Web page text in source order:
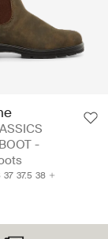
-
37 37.5 38